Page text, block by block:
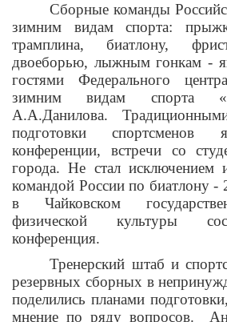
Сборные команды
зимним видам спорта:
трамплина, биатлону,
двоеборью, лыжным гонкам -
гостями Федерального
зимним видам спорта
А.А.Данилова.
подготовки спортсменов
конференции, встречи со
города. Не стал исключением
командой России по биатлону -
в Чайковском
физической культуры
конференция.
Тренерский штаб и
резервных сборных в
поделились планами
мнение по ряду вопросов.